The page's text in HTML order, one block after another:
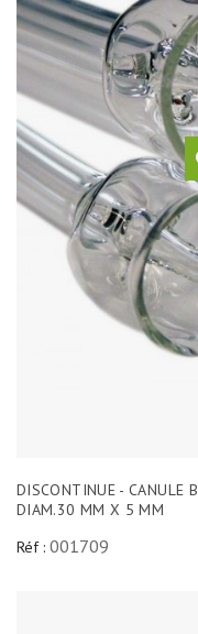
DISCONTINUE - CANULE
DIAM.30 MM X 5 MM
Réf : 001709